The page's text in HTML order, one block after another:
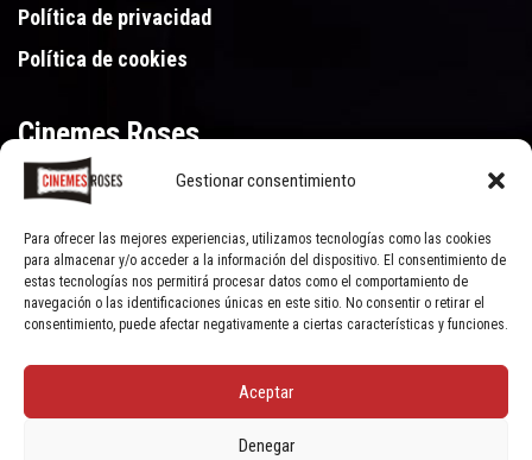
Gestionar consentimiento
Para ofrecer las mejores experiencias, utilizamos tecnologías como las cookies
para almacenar y/o acceder a la información del dispositivo. El consentimiento de
estas tecnologías nos permitirá procesar datos como el comportamiento de
navegación o las identificaciones únicas en este sitio. No consentir o retirar el
consentimiento, puede afectar negativamente a ciertas características y funciones.
Aceptar
Denegar
Política de privacidad
Política de cookies
Cinemes Roses
Gran Via de Pau Casals 250, 17480 Roses (Girona)
972 15 46 46
© Cinemes Roses - 2022, all rights reserved | Powered by